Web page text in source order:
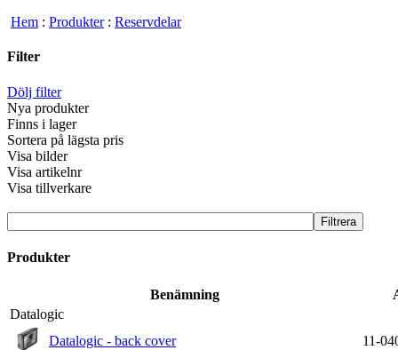
Hem : Produkter: Reservdelar
Filter
Dölj filter
Nya produkter
Finns i lager
Sortera på lägsta pris
Visa bilder
Visa artikelnr
Visa tillverkare
Produkter
Benämning
Datalogic
Datalogic - back cover
11-